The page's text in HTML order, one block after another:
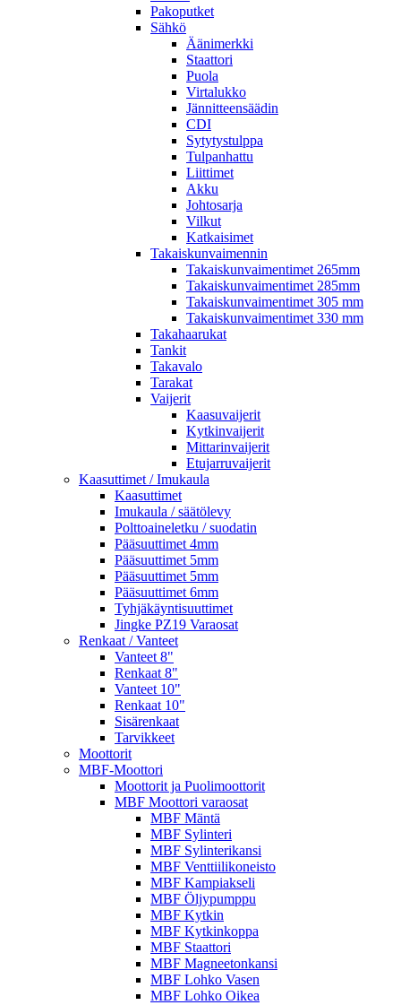
Pakoputket
Sähkö
Äänimerkki
Staattori
Puola
Virtalukko
Jännitteensäädin
CDI
Sytytystulppa
Tulpanhattu
Liittimet
Akku
Johtosarja
Vilkut
Katkaisimet
Takaiskunvaimennin
Takaiskunvaimentimet 265mm
Takaiskunvaimentimet 285mm
Takaiskunvaimentimet 305 mm
Takaiskunvaimentimet 330 mm
Takahaarukat
Tankit
Takavalo
Tarakat
Vaijerit
Kaasuvaijerit
Kytkinvaijerit
Mittarinvaijerit
Etujarruvaijerit
Kaasuttimet / Imukaula
Kaasuttimet
Imukaula / säätölevy
Polttoaineletku / suodatin
Pääsuuttimet 4mm
Pääsuuttimet 5mm
Pääsuuttimet 5mm
Pääsuuttimet 6mm
Tyhjäkäyntisuuttimet
Jingke PZ19 Varaosat
Renkaat / Vanteet
Vanteet 8"
Renkaat 8"
Vanteet 10"
Renkaat 10"
Sisärenkaat
Tarvikkeet
Moottorit
MBF-Moottori
Moottorit ja Puolimoottorit
MBF Moottori varaosat
MBF Mäntä
MBF Sylinteri
MBF Sylinterikansi
MBF Venttiilikoneisto
MBF Kampiakseli
MBF Öljypumppu
MBF Kytkin
MBF Kytkinkoppa
MBF Staattori
MBF Magneetonkansi
MBF Lohko Vasen
MBF Lohko Oikea